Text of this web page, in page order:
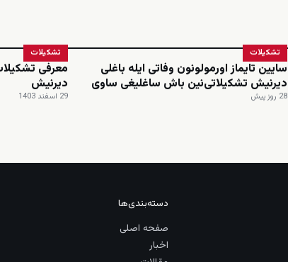
تشکیلات
سایین تایماز اورمولونون وفاتی ایله باغلی
دیرنیش تشکیلاتی‌نین باش ساغلیغی ساوی
28 روز پیش
تشکیلات
معرفی
دیرنیش
29 اسفند 1403
دسته‌بندی‌ها
صفحه اصلی
اخبار